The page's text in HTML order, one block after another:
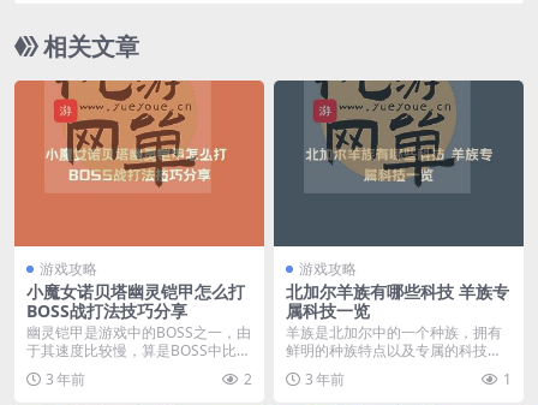
相关文章
游戏攻略
小魔女诺贝塔幽灵铠甲怎么打
BOSS战打法技巧分享
幽灵铠甲是游戏中的BOSS之一，由
于其速度比较慢，算是BOSS中比较
好打的一个，...
3 年前 2
游戏攻略
北加尔羊族有哪些科技 羊族专
属科技一览
羊族是北加尔中的一个种族，拥有
鲜明的种族特点以及专属的科技，
想要玩好这个种族就必...
3 年前 1